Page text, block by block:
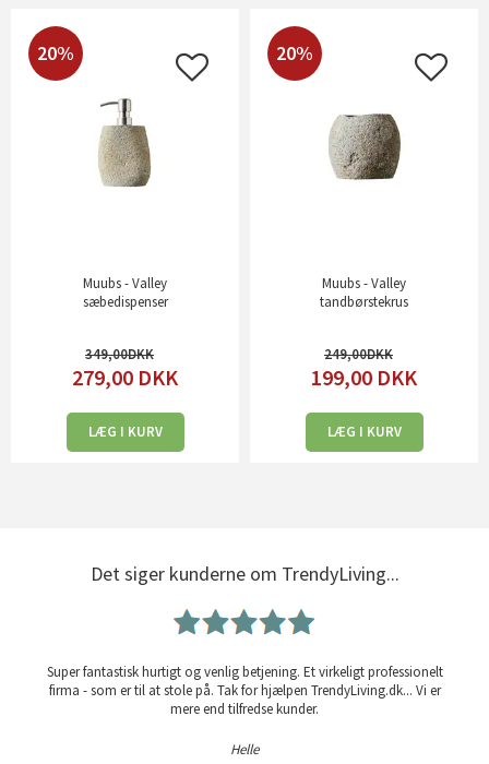
20%
Muubs - Valley
sæbedispenser
349,00
279,00 DKK
LÆG I KURV
20%
Muubs - Valley
tandbørstekrus
249,00
199,00 DKK
LÆG I KURV
Det siger kunderne om TrendyLiving...
Super fantastisk hurtigt og venlig betjening. Et virkeligt professionelt
firma - som er til at stole på. Tak for hjælpen TrendyLiving.dk... Vi er
mere end tilfredse kunder.
Helle